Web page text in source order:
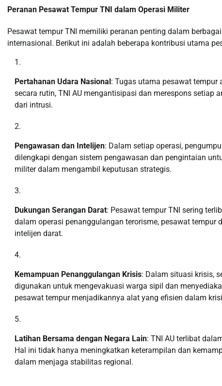
Peranan Pesawat Tempur TNI dalam Operasi Militer
Pesawat tempur TNI memiliki peranan penting dalam
internasional. Berikut ini adalah beberapa kontribusi utama
Pertahanan Udara Nasional : Tugas utama pesawat tempur
secara rutin, TNI AU mengantisipasi dan merespons setiap
dari intrusi.
Pengawasan dan Intelijen: Dalam setiap operasi,
dilengkapi dengan sistem pengawasan dan pengintaian
militer dalam mengambil keputusan strategis.
Dukungan Serangan Darat: Pesawat tempur TNI sering
dalam operasi penanggulangan terorisme, pesawat
intelijen darat.
Kemampuan Penanggulangan Krisis: Dalam situasi krisis,
digunakan untuk mengevakuasi warga sipil dan
pesawat tempur menjadikannya alat yang efisien dalam
Latihan Bersama dengan Negara Lain: TNI AU terlibat
Hal ini tidak hanya meningkatkan keterampilan dan
dalam menjaga stabilitas regional.